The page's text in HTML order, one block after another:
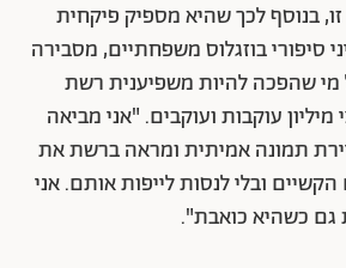
בנוסף לכך שהיא מספיק פיקחית
סיפורי בוזגלוס משפחתיים, מסבירה
שהפכה להיות משפיענית רשת
עוקבות ועוקבים. "אני מביאה
תמונה אמיתית ומראה ברשת את
ובלי לנסות לייפות אותם. אני
כשהיא כואבת".